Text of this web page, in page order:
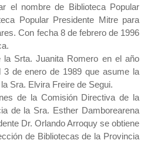
el nombre de Biblioteca Popular
Popular Presidente Mitre para
Con fecha 8 de febrero de 1996
la Srta. Juanita Romero en el año
3 de enero de 1989 que asume la
Sra. Elvira Freire de Segui.
de la Comisión Directiva de la
de la Sra. Esther Damborearena
Dr. Orlando Arroquy se obtiene
de Bibliotecas de la Provincia